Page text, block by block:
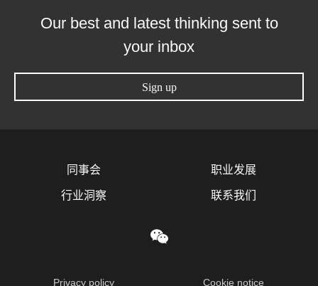
Our best and latest thinking sent to
your inbox
Sign up
同事会
行业洞察
职业发展
联系我们
Privacy policy Cookie notice